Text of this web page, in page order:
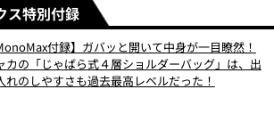
ス特別付録
付録】ガバッと開いて中身が一目瞭然！
カの「じゃばら式４層ショルダーバッグ」は、出
れのしやすさも過去最高レベルだった！